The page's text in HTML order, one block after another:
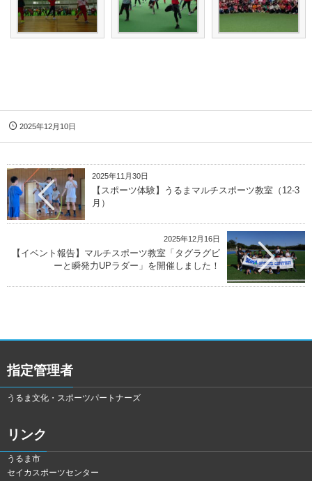
2025年12月10日
2025年11月30日
【スポーツ体験】うるまマルチスポーツ教室（12-3
月）
2025年12月16日
【イベント報告】マルチスポーツ教室「タグラグビ
ーと瞬発力UPラダー」を開催しました！
指定管理者
うるま文化・スポーツパートナーズ
リンク
うるま市
セイカスポーツセンター